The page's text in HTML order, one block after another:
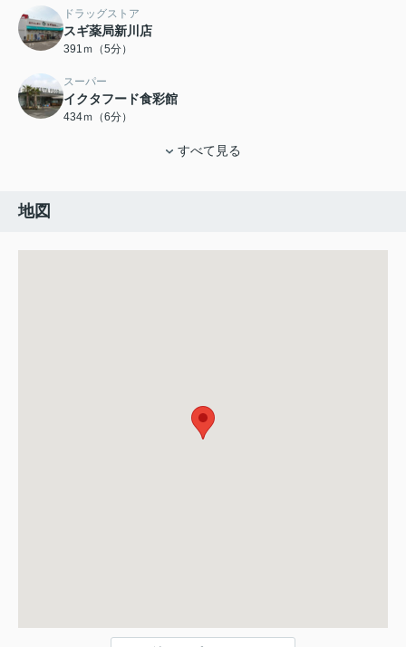
ドラッグストア
スギ薬局新川店
391ｍ（5分）
スーパー
イクタフード食彩館
434ｍ（6分）
すべて見る
地図